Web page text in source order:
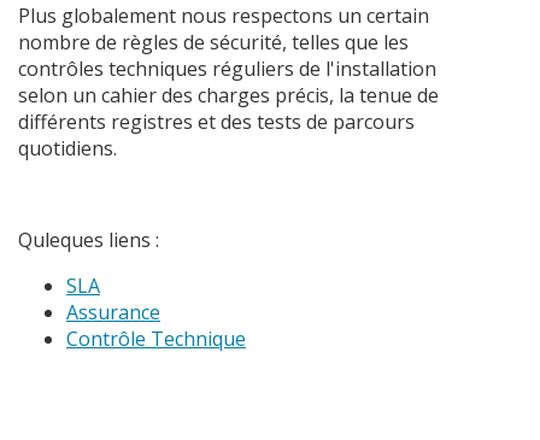
Plus globalement nous respectons un certain
nombre de règles de sécurité, telles que les
contrôles techniques réguliers de l'installation
selon un cahier des charges précis, la tenue de
différents registres et des tests de parcours
quotidiens.
Quleques liens :
SLA
Assurance
Contrôle Technique